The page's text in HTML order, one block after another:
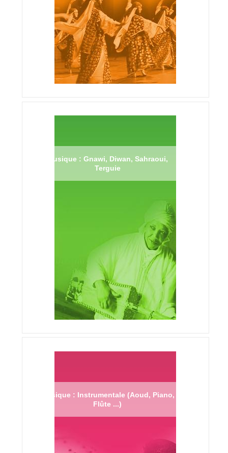
Musique : Gnawi, Diwan, Sahraoui,
Terguie
Musique : Instrumentale (Aoud, Piano,
Flûte ...)